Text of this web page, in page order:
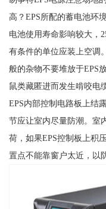
高？EPS所配的蓄电池环
电池使用寿命影响较大，
有条件的单位应装上空调
般的杂物不要堆放于EPS
鼠类藏匿进而发生啃咬电
EPS内部控制电路板上结
节应让室内尽量防潮。室
荷，如果EPS控制板上积
置点不能靠窗户太近，以